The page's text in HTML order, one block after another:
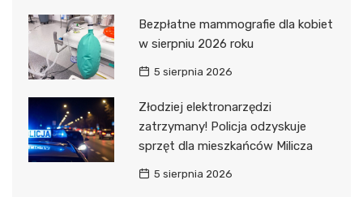
Bezpłatne mammografie dla kobiet
w sierpniu 2026 roku
5 sierpnia 2026
Złodziej elektronarzędzi
zatrzymany! Policja odzyskuje
sprzęt dla mieszkańców Milicza
5 sierpnia 2026